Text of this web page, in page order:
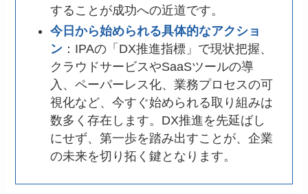
することが成功への近道です。
今日から始められる具体的なアクショ
ン：IPAの「DX推進指標」で現状把握、
クラウドサービスやSaaSツールの導
入、ペーパーレス化、業務プロセスの可
視化など、今すぐ始められる取り組みは
数多く存在します。DX推進を先延ばし
にせず、第一歩を踏み出すことが、企業
の未来を切り拓く鍵となります。